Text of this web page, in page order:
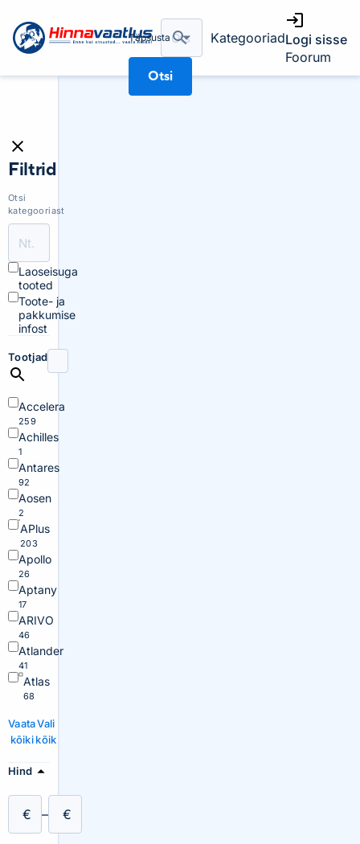
Täpsusta
Otsi
KategooriadLogi sisse
Foorum
Filtrid
Otsi
kategooriast
Laoseisuga
tooted
Toote- ja
pakkumise
infost
Tootjad
Accelera
259
Achilles
1
Antares
92
Aosen
2
APlus
203
Apollo
26
Aptany
17
ARIVO
46
Atlander
41
Atlas
68
Vaata
kõiki
Vali
kõik
Hind
€ – €